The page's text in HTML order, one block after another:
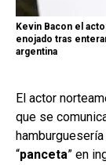
Kevin Bacon el
enojado tras
argentina
El actor
que se
“panceta” en